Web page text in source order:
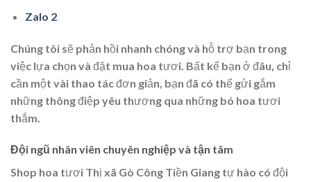
Zalo 2
Chúng tôi sẽ phản hồi nhanh chóng và hỗ trợ bạn trong
việc lựa chọn và đặt mua hoa tươi. Bất kể bạn ở đâu, chỉ
cần một vài thao tác đơn giản, bạn đã có thể gửi gắm
những thông điệp yêu thương qua những bó hoa tươi
thắm.
Đội ngũ nhân viên chuyên nghiệp và tận tâm
Shop hoa tươi Thị xã Gò Công Tiền Giang tự hào có đội